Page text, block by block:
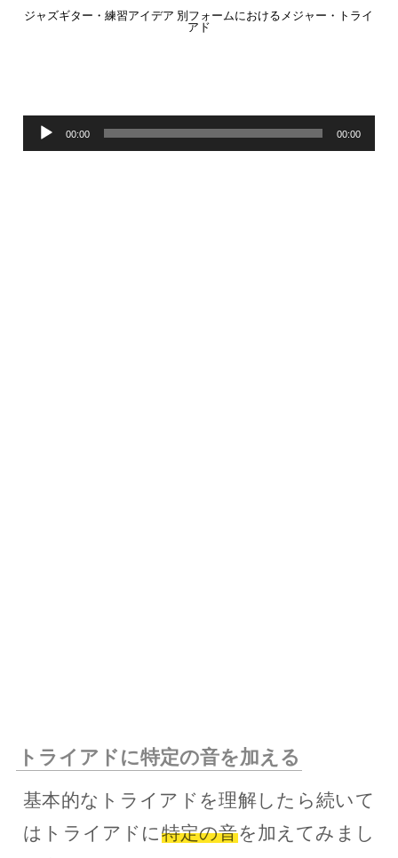
ジャズギター・練習アイデア 別フォームにおけるメジャー・トライ
アド
音
00:00 00:00
トライアドに特定の音を加える
基本的なトライアドを理解したら続いて
はトライアドに 特定の音を加えてみまし